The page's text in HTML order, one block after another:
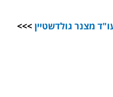
מצנר גולדשטיין >>>